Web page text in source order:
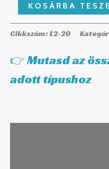
KOSÁRBA
Cikkszám: L2-20
👉 Mutasd az
adott típushoz